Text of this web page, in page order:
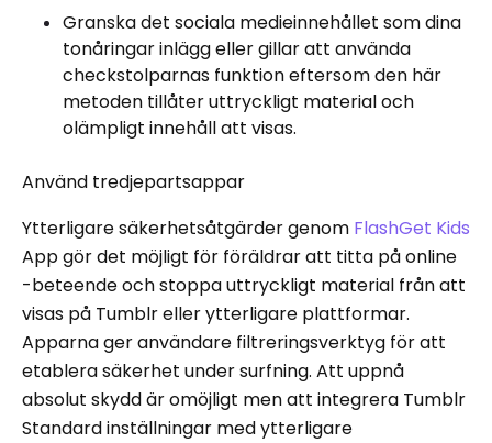
Granska det sociala medieinnehållet som dina
tonåringar inlägg eller gillar att använda
checkstolparnas funktion eftersom den här
metoden tillåter uttryckligt material och
olämpligt innehåll att visas.
Använd tredjepartsappar
Ytterligare säkerhetsåtgärder genom FlashGet Kids
App gör det möjligt för föräldrar att titta på online
-beteende och stoppa uttryckligt material från att
visas på Tumblr eller ytterligare plattformar.
Apparna ger användare filtreringsverktyg för att
etablera säkerhet under surfning. Att uppnå
absolut skydd är omöjligt men att integrera Tumblr
Standard inställningar med ytterligare